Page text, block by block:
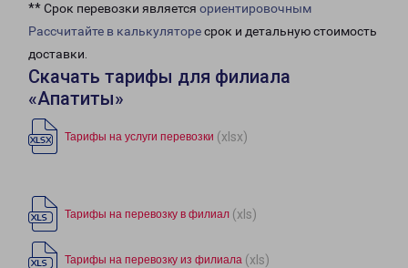
** Срок перевозки является ориентировочным
Рассчитайте в калькуляторесрок и детальную стоимость
доставки.
Скачать тарифы для филиала
«Апатиты»
Тарифы на услуги перевозки (xlsx)
Тарифы на перевозку в филиал (xls)
Тарифы на перевозку из филиала (xls)